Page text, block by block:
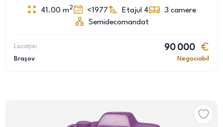
41.00 m2 <1977 Etajul 4 3 camere
Semidecomandat
Locație:
Brașov
90 000
Negociabil